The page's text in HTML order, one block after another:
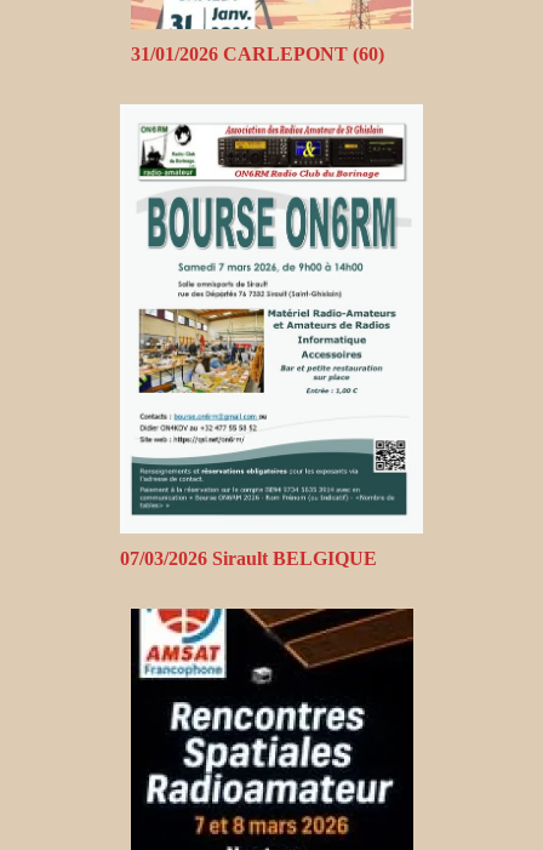
31/01/2026 CARLEPONT (60)
07/03/2026 Sirault BELGIQUE